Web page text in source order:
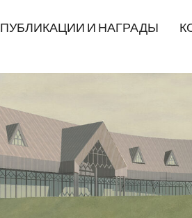
ПУБЛИКАЦИИ И НАГРАДЫ